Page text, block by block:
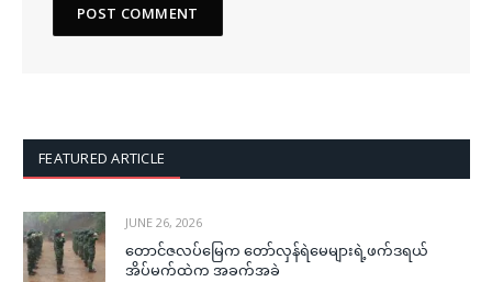
FEATURED ARTICLE
JUNE 26, 2026
တောင်ဇလပ်မြေက တော်လှန်ရဲမေများရဲ့ဖက်ဒရယ်
အိပ်မက်ထဲက အခက်အခဲ